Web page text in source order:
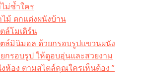
ม่ซ้ำใคร
ม้ ตกแต่งผนังบ้าน
ล์โมเดิร์น
ล์มินิมอล ด้วยกรอบรูปแขวนผนัง
กรอบรูป ให้ดูอบอุ่นและสวยงาม
ห้อง ตามสไตล์คุณใครเห็นต้อง ”